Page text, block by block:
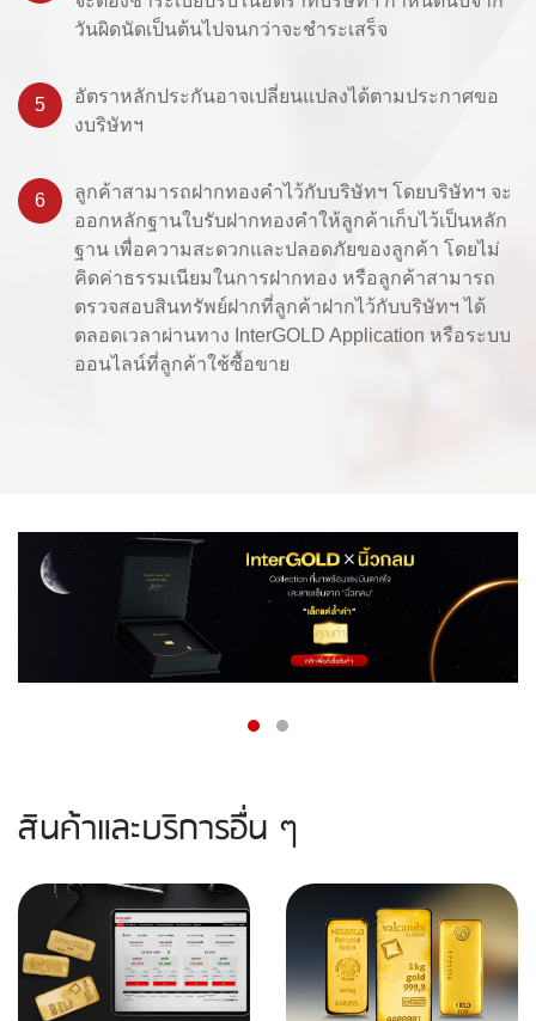
วันผิดนัดเป็นต้นไปจนกว่าจะชำระเสร็จ
5
อัตราหลักประกันอาจเปลี่ยนแปลงได้ตามประกาศขอ
งบริษัทฯ
6
ลูกค้าสามารถฝากทองคำไว้กับบริษัทฯ โดยบริษัทฯ จะ
ออกหลักฐานใบรับฝากทองคำให้ลูกค้าเก็บไว้เป็นหลัก
ฐาน เพื่อความสะดวกและปลอดภัยของลูกค้า โดยไม่
คิดค่าธรรมเนียมในการฝากทอง หรือลูกค้าสามารถ
ตรวจสอบสินทรัพย์ฝากที่ลูกค้าฝากไว้กับบริษัทฯ ได้
ตลอดเวลาผ่านทาง InterGOLD Application หรือระบบ
ออนไลน์ที่ลูกค้าใช้ซื้อขาย
สินค้าและบริการอื่น ๆ